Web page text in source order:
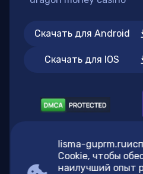
Скачать для Android
Скачать для IOS
lisma-
Cookie, чтобы
наилучший опыт